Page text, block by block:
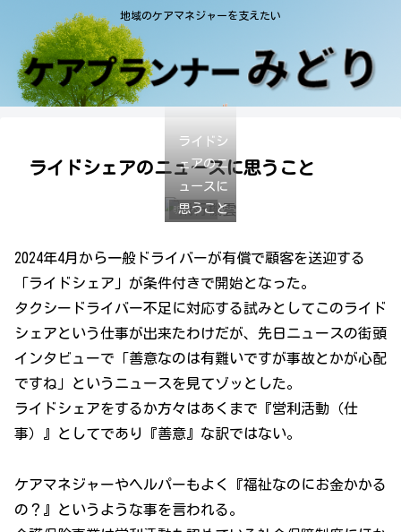
地域のケアマネジャーを支えたい
ライドシェアのニュースに思うこと
明日へのPASSAGGIO
ライドシ
ェアのニ
ュースに
思うこと
2024年4月から一般ドライバーが有償で顧客を送迎する
「ライドシェア」が条件付きで開始となった。
タクシードライバー不足に対応する試みとしてこのライド
シェアという仕事が出来たわけだが、先日ニュースの街頭
インタビューで「善意なのは有難いですが事故とかが心配
ですね」というニュースを見てゾッとした。
ライドシェアをするか方々はあくまで『営利活動（仕
事）』としてであり『善意』な訳ではない。
ケアマネジャーやヘルパーもよく『福祉なのにお金かかる
の？』というような事を言われる。